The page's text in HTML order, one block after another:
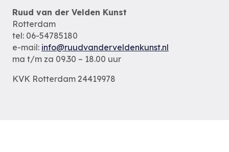
Ruud van der Velden Kunst
Rotterdam
tel: 06-54785180
e-mail: info@ruudvanderveldenkunst.nl
ma t/m za 09.30 – 18.00 uur
KVK Rotterdam 24419978